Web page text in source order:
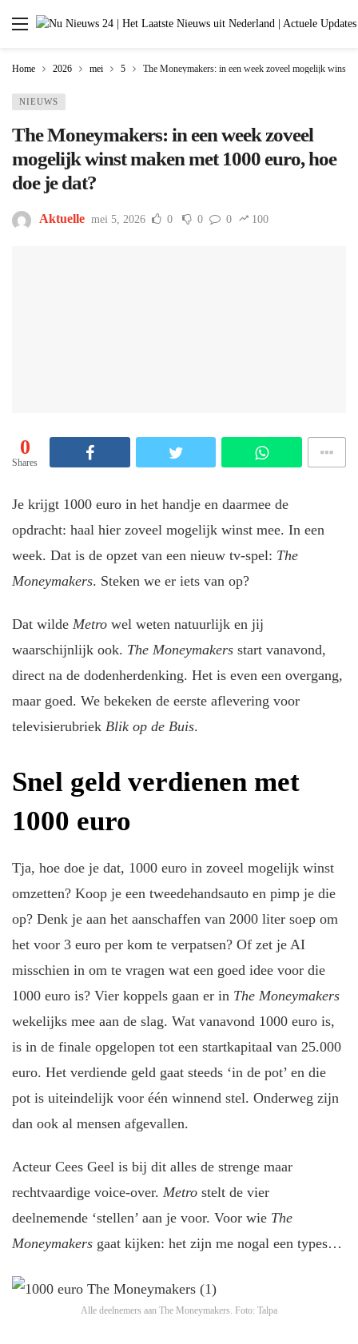
Home 2026 mei 5 The Moneymakers: in een week zoveel mogelijk winst
NIEUWS
The Moneymakers: in een week zoveel
mogelijk winst maken met 1000 euro, hoe
doe je dat?
Aktuelle mei 5, 2026 0 0 0 100
0
Shares
Je krijgt 1000 euro in het handje en daarmee de
opdracht: haal hier zoveel mogelijk winst mee. In een
week. Dat is de opzet van een nieuw tv-spel: The
Moneymakers. Steken we er iets van op?
Dat wilde Metrowel weten natuurlijk en jij
waarschijnlijk ook. The Moneymakersstart vanavond,
direct na de dodenherdenking. Het is even een overgang,
maar goed. We bekeken de eerste aflevering voor
televisierubriek Blik op de Buis.
Snel geld verdienen met
1000 euro
Tja, hoe doe je dat, 1000 euro in zoveel mogelijk winst
omzetten? Koop je een tweedehandsauto en pimp je die
op? Denk je aan het aanschaffen van 2000 liter soep om
het voor 3 euro per kom te verpatsen? Of zet je AI
misschien in om te vragen wat een goed idee voor die
1000 euro is? Vier koppels gaan er in The Moneymakers
wekelijks mee aan de slag. Wat vanavond 1000 euro is,
is in de finale opgelopen tot een startkapitaal van 25.000
euro. Het verdiende geld gaat steeds ‘in de pot’ en die
pot is uiteindelijk voor één winnend stel. Onderweg zijn
dan ook al mensen afgevallen.
Acteur Cees Geel is bij dit alles de strenge maar
rechtvaardige voice-over. Metrostelt de vier
deelnemende ‘stellen’ aan je voor. Voor wie The
Moneymakersgaat kijken: het zijn me nogal een types…
Alle deelnemers aan The Moneymakers. Foto: Talpa